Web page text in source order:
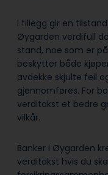
I tillegg gir en
Øygarden verdifull
stand, noe som er
beskytter både
avdekke skjulte feil
gjennomføres. For
verditakst et bedre
vilkår.
Banker i Øygarden
verditakst hvis du